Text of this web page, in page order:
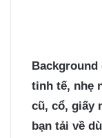
Background
tinh tế, nhẹ
cũ, cổ, giấy
bạn tải về